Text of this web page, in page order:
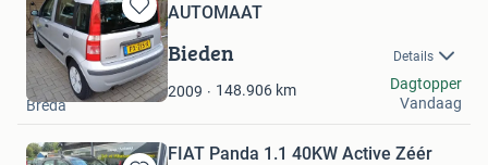
Bewaren
in
Mijn
Favorieten
AUTOMAAT
Bieden Details
2009 148.906 km
John
Breda
Dagtopper
Vandaag
FIAT Panda 1.1 40KW Active Zéér